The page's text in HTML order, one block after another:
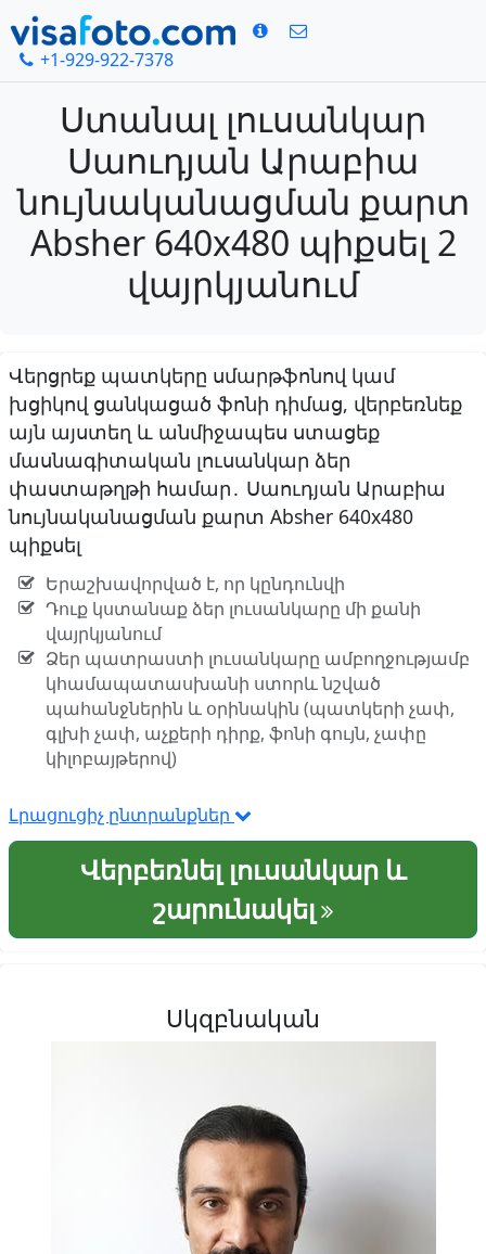
+1-929-922-7378
Ստանալ լուսանկար
Սաուդյան Արաբիա
նույնականացման քարտ
Absher 640x480 պիքսել 2
վայրկյանում
Վերցրեք պատկերը սմարթֆոնով կամ
խցիկով ցանկացած ֆոնի դիմաց, վերբեռնեք
այն այստեղ և անմիջապես ստացեք
մասնագիտական լուսանկար ձեր
փաստաթղթի համար․ Սաուդյան Արաբիա
նույնականացման քարտ Absher 640x480
պիքսել
Երաշխավորված է, որ կընդունվի
Դուք կստանաք ձեր լուսանկարը մի քանի
վայրկյանում
Ձեր պատրաստի լուսանկարը ամբողջությամբ
կհամապատասխանի ստորև նշված
պահանջներին և օրինակին (պատկերի չափ,
գլխի չափ, աչքերի դիրք, ֆոնի գույն, չափը
կիլոբայթերով)
Լրացուցիչ ընտրանքներ
Վերբեռնել լուսանկար և
շարունակել
Սկզբնական